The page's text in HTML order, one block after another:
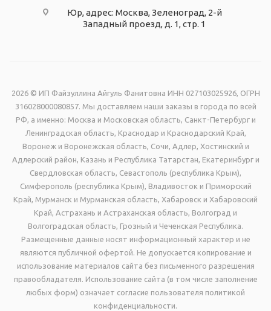
Юр, адрес: Москва, Зеленоград, 2-й
Западный проезд, д. 1, стр. 1
2026 © ИП Файзуллина Айгуль Фанитовна ИНН 027103025926, ОГРН
316028000080857. Мы доставляем наши заказы в города по всей
РФ, а именно: Москва и Московская область, Санкт-Петербург и
Ленинградская область, Краснодар и Краснодарский Край,
Воронеж и Воронежская область, Сочи, Адлер, Хостинский и
Адлерский район, Казань и Республика Татарстан, Екатеринбург и
Свердловская область, Севастополь (республика Крым),
Симферополь (республика Крым), Владивосток и Приморский
Край, Мурманск и Мурманская область, Хабаровск и Хабаровский
Край, Астрахань и Астраханская область, Волгоград и
Волгоградская область, Грозный и Чеченская Республика.
Размещенные данные носят информационный характер и не
являются публичной офертой. Не допускается копирование и
использование материалов сайта без письменного разрешения
правообладателя. Использование сайта (в том числе заполнение
любых форм) означает согласие пользователя политикой
конфиденциальности.